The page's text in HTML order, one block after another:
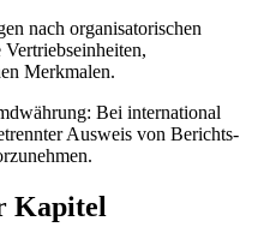
nach organisatorischen
Merkmalen.
Bei international
Ausweis von Berichts-
Kapitel